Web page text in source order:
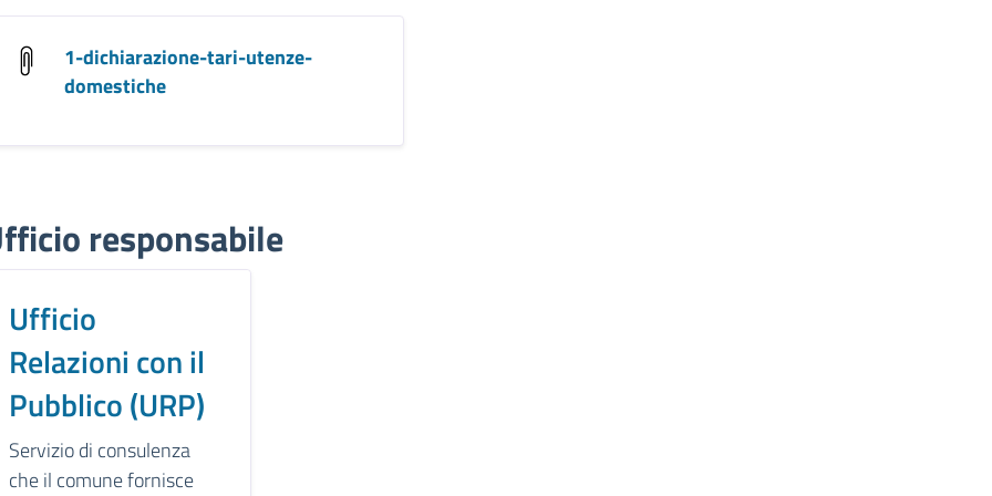
1-dichiarazione-tari-utenze-
domestiche
responsabile
Ufficio
Relazioni con il
Pubblico (URP)
Servizio di consulenza
che il comune fornisce